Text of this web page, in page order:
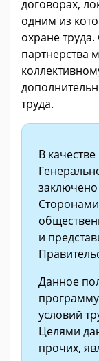
договорах,
одним из
охране
партнерства
труда.
В
заключено
и
Данное
условий
Целями
прочих,